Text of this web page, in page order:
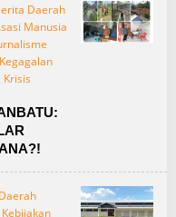
Daerah
Manusia
Kegagalan
Krisis
Kebijakan